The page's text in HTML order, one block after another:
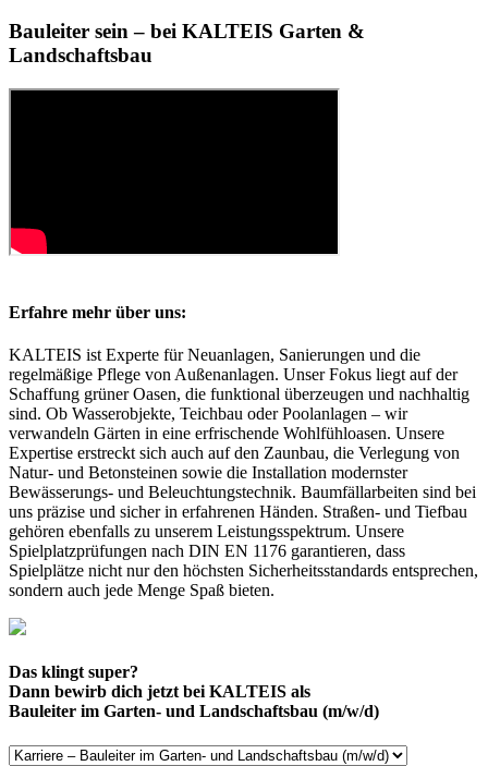
Bauleiter sein – bei KALTEIS Garten &
Landschaftsbau
Erfahre mehr über uns:
KALTEIS ist Experte für Neuanlagen, Sanierungen und die
regelmäßige Pflege von Außenanlagen. Unser Fokus liegt auf der
Schaffung grüner Oasen, die funktional überzeugen und nachhaltig
sind. Ob Wasserobjekte, Teichbau oder Poolanlagen – wir
verwandeln Gärten in eine erfrischende Wohlfühloasen. Unsere
Expertise erstreckt sich auch auf den Zaunbau, die Verlegung von
Natur- und Betonsteinen sowie die Installation modernster
Bewässerungs- und Beleuchtungstechnik. Baumfällarbeiten sind bei
uns präzise und sicher in erfahrenen Händen. Straßen- und Tiefbau
gehören ebenfalls zu unserem Leistungsspektrum. Unsere
Spielplatzprüfungen nach DIN EN 1176 garantieren, dass
Spielplätze nicht nur den höchsten Sicherheitsstandards entsprechen,
sondern auch jede Menge Spaß bieten.
Das klingt super?
Dann bewirb dich jetzt bei KALTEIS als
Bauleiter im Garten- und Landschaftsbau (m/w/d)